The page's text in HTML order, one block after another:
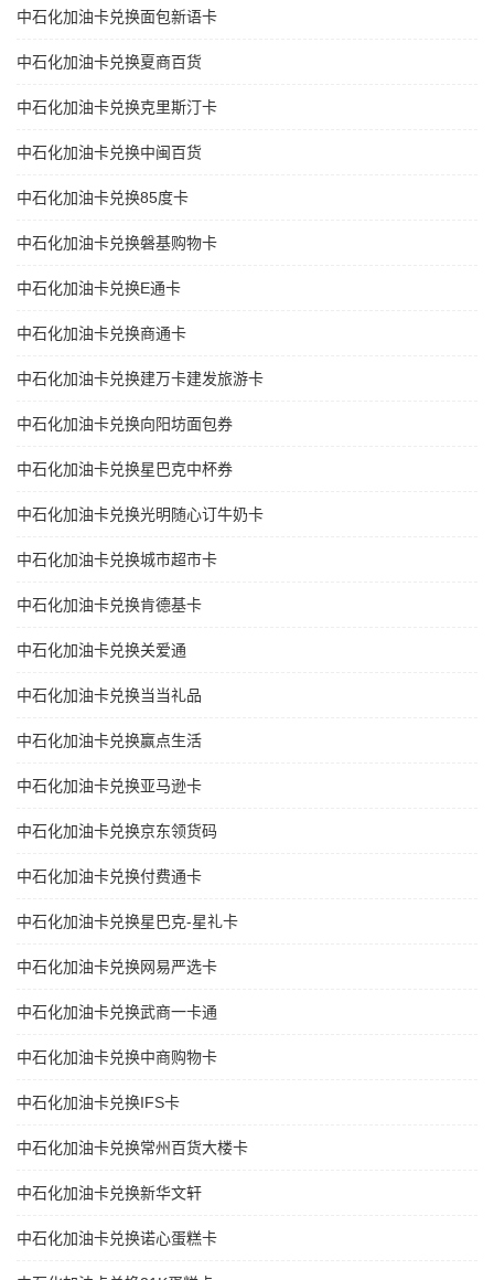
中石化加油卡兑换面包新语卡
中石化加油卡兑换夏商百货
中石化加油卡兑换克里斯汀卡
中石化加油卡兑换中闽百货
中石化加油卡兑换85度卡
中石化加油卡兑换磐基购物卡
中石化加油卡兑换E通卡
中石化加油卡兑换商通卡
中石化加油卡兑换建万卡建发旅游卡
中石化加油卡兑换向阳坊面包券
中石化加油卡兑换星巴克中杯券
中石化加油卡兑换光明随心订牛奶卡
中石化加油卡兑换城市超市卡
中石化加油卡兑换肯德基卡
中石化加油卡兑换关爱通
中石化加油卡兑换当当礼品
中石化加油卡兑换赢点生活
中石化加油卡兑换亚马逊卡
中石化加油卡兑换京东领货码
中石化加油卡兑换付费通卡
中石化加油卡兑换星巴克-星礼卡
中石化加油卡兑换网易严选卡
中石化加油卡兑换武商一卡通
中石化加油卡兑换中商购物卡
中石化加油卡兑换IFS卡
中石化加油卡兑换常州百货大楼卡
中石化加油卡兑换新华文轩
中石化加油卡兑换诺心蛋糕卡